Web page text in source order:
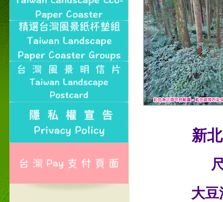
新
大